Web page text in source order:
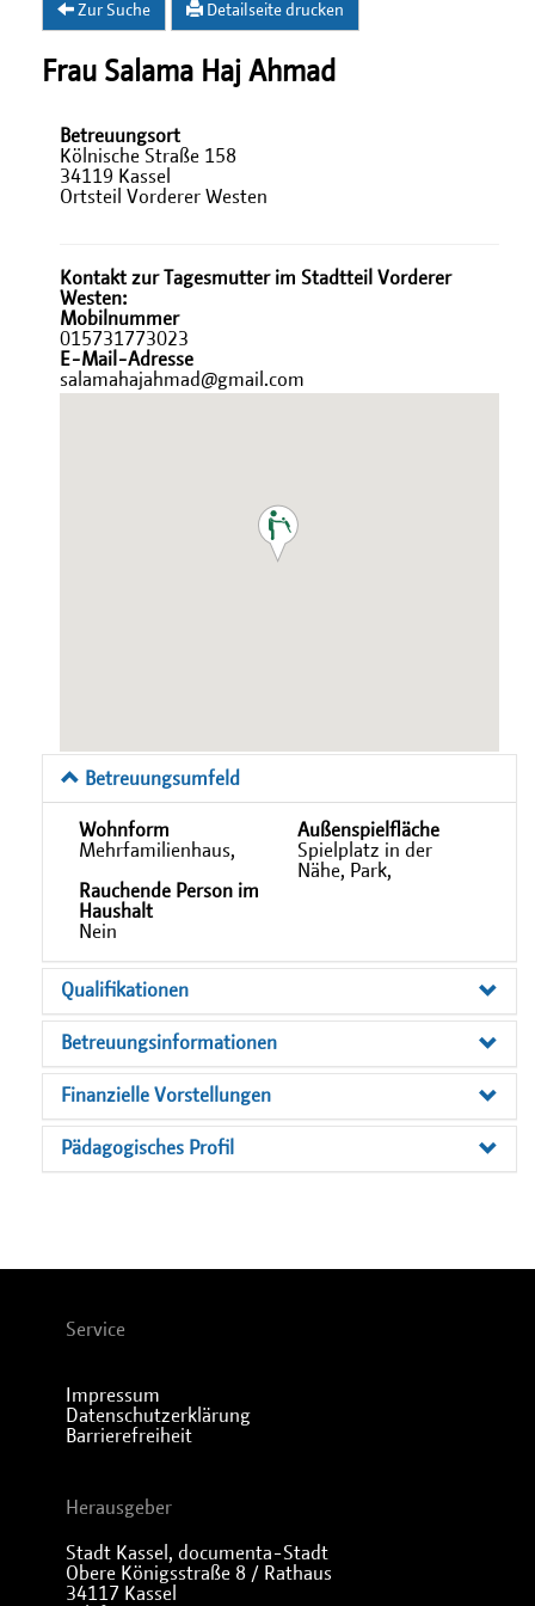
Zur Suche Detailseite drucken
Frau Salama Haj Ahmad
Betreuungsort
Kölnische Straße 158
34119 Kassel
Ortsteil Vorderer Westen
Kontakt zur Tagesmutter im Stadtteil Vorderer
Westen:
Mobilnummer
015731773023
E-Mail-Adresse
salamahajahmad@gmail.com
Betreuungsumfeld
Wohnform
Mehrfamilienhaus,
Außenspielfläche
Spielplatz in der
Nähe, Park,
Rauchende Person im
Haushalt
Nein
Qualifikationen
Betreuungsinformationen
Finanzielle Vorstellungen
Pädagogisches Profil
Service
Impressum
Datenschutzerklärung
Barrierefreiheit
Herausgeber
Stadt Kassel, documenta-Stadt
Obere Königsstraße 8 / Rathaus
34117 Kassel